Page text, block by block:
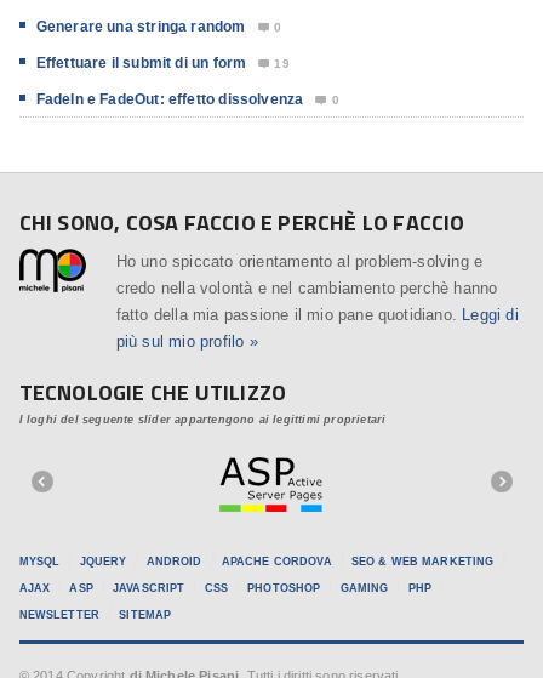
Generare una stringa random  0
Effettuare il submit di un form  19
FadeIn e FadeOut: effetto dissolvenza  0
CHI SONO, COSA FACCIO E PERCHÈ LO FACCIO
Ho uno spiccato orientamento al problem-solving e
credo nella volontà e nel cambiamento perchè hanno
fatto della mia passione il mio pane quotidiano. Leggi di
più sul mio profilo »
TECNOLOGIE CHE UTILIZZO
I loghi del seguente slider appartengono ai legittimi proprietari
MYSQL JQUERY ANDROID APACHE CORDOVA SEO & WEB MARKETING
AJAX ASP JAVASCRIPT CSS PHOTOSHOP GAMING PHP
NEWSLETTER SITEMAP
© 2014 Copyright di Michele Pisani . Tutti i diritti sono riservati.